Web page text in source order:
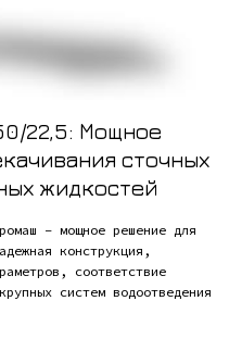
22,5: Мощное
сточных
жидкостей
– мощное решение для
конструкция,
соответствие
систем водоотведения